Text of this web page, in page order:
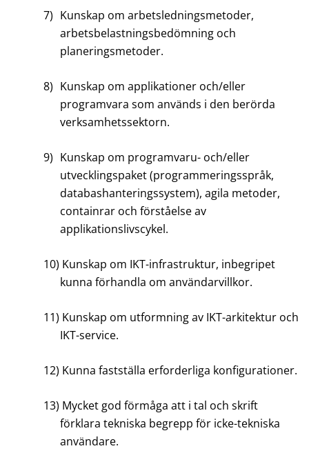
7) Kunskap om arbetsledningsmetoder,
arbetsbelastningsbedömning och
planeringsmetoder.
8) Kunskap om applikationer och/eller
programvara som används i den berörda
verksamhetssektorn.
9) Kunskap om programvaru- och/eller
utvecklingspaket (programmeringsspråk,
databashanteringssystem), agila metoder,
containrar och förståelse av
applikationslivscykel.
10) Kunskap om IKT-infrastruktur, inbegripet
kunna förhandla om användarvillkor.
11) Kunskap om utformning av IKT-arkitektur och
IKT-service.
12) Kunna fastställa erforderliga konfigurationer.
13) Mycket god förmåga att i tal och skrift
förklara tekniska begrepp för icke-tekniska
användare.